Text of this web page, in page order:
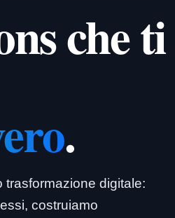
che ti
.
digitale:
costruiamo